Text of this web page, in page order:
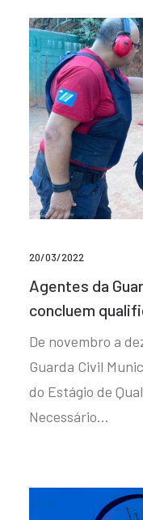
20/03/2022
Agentes da
concluem
De novembro a
Guarda Civil
do Estágio de
Necessário…